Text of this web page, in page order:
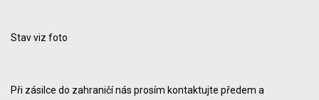
Stav viz foto
Při zásilce do zahraničí nás prosím kontaktujte předem a